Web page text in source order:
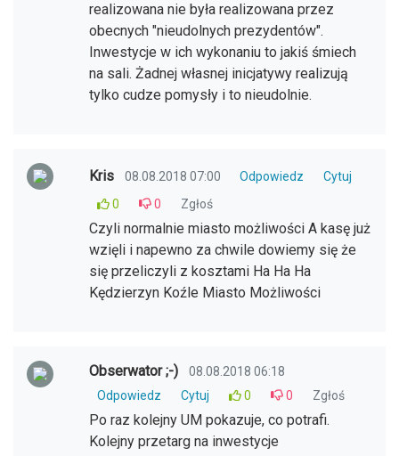
realizowana nie była realizowana przez
obecnych "nieudolnych prezydentów".
Inwestycje w ich wykonaniu to jakiś śmiech
na sali. Żadnej własnej inicjatywy realizują
tylko cudze pomysły i to nieudolnie.
Kris 08.08.2018 07:00 Odpowiedz
Cytuj
0
0 Zgłoś
Czyli normalnie miasto możliwości A kasę już
wzięli i napewno za chwile dowiemy się że
się przeliczyli z kosztami Ha Ha Ha
Kędzierzyn Koźle Miasto Możliwości
Obserwator ;-)
08.08.2018 06:18
Odpowiedz
Cytuj 0 0 Zgłoś
Po raz kolejny UM pokazuje, co potrafi.
Kolejny przetarg na inwestycje